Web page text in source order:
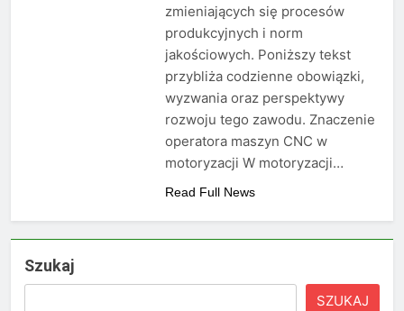
zmieniających się procesów
produkcyjnych i norm
jakościowych. Poniższy tekst
przybliża codzienne obowiązki,
wyzwania oraz perspektywy
rozwoju tego zawodu. Znaczenie
operatora maszyn CNC w
motoryzacji W motoryzacji…
Read Full News
Szukaj
SZUKAJ